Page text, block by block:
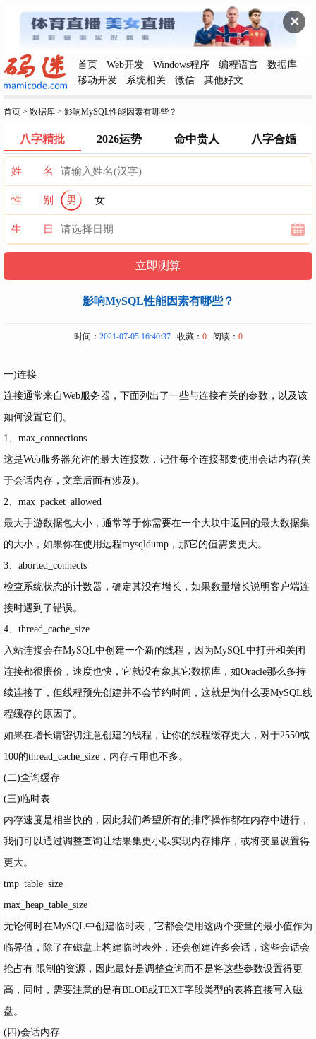
✕
首页 Web开发 Windows程序 编程语言
数据库
移动开发
系统相关 微信 其他好文
首页 > 数据库 > 影响MySQL性能因素有哪些？
八字精批 2026运势 命中贵人 八字合婚
姓 名
性 别 男 女
生 日
影响MySQL性能因素有哪些？
时间： 2021-07-05 16:40:37收藏： 0阅读： 0
一)连接
连接通常来自Web服务器，下面列出了一些与连接有关的参数，以及该
如何设置它们。
1、max_connections
这是Web服务器允许的最大连接数，记住每个连接都要使用会话内存(关
于会话内存，文章后面有涉及)。
2、max_packet_allowed
最大手游数据包大小，通常等于你需要在一个大块中返回的最大数据集
的大小，如果你在使用远程mysqldump，那它的值需要更大。
3、aborted_connects
检查系统状态的计数器，确定其没有增长，如果数量增长说明客户端连
接时遇到了错误。
4、thread_cache_size
入站连接会在MySQL中创建一个新的线程，因为MySQL中打开和关闭
连接都很廉价，速度也快，它就没有象其它数据库，如Oracle那么多持
续连接了，但线程预先创建并不会节约时间，这就是为什么要MySQL线
程缓存的原因了。
如果在增长请密切注意创建的线程，让你的线程缓存更大，对于2550或
100的thread_cache_size，内存占用也不多。
(二)查询缓存
(三)临时表
内存速度是相当快的，因此我们希望所有的排序操作都在内存中进行，
我们可以通过调整查询让结果集更小以实现内存排序，或将变量设置得
更大。
tmp_table_size
max_heap_table_size
无论何时在MySQL中创建临时表，它都会使用这两个变量的最小值作为
临界值，除了在磁盘上构建临时表外，还会创建许多会话，这些会话会
抢占有 限制的资源，因此最好是调整查询而不是将这些参数设置得更
高，同时，需要注意的是有BLOB或TEXT字段类型的表将直接写入磁
盘。
(四)会话内存